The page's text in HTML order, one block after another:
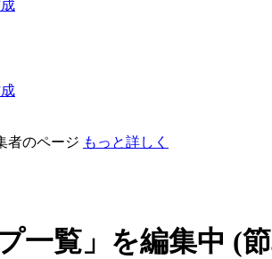
者のページ もっと詳しく
一覧 」を編集中 (